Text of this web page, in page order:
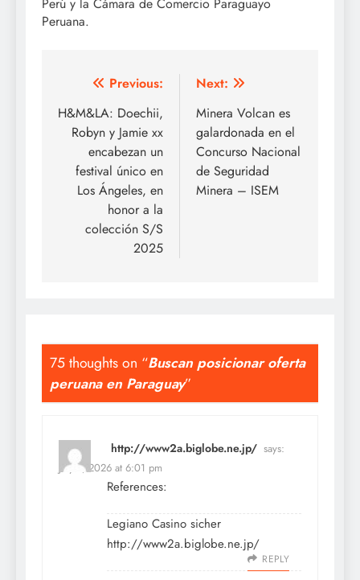
Peruana.
Post
navigation
Previous:
H&M&LA: Doechii,
Robyn y Jamie xx
encabezan un
festival único en
Los Ángeles, en
honor a la
colección S/S
2025
Next:
Minera Volcan es
galardonada en el
Concurso Nacional
de Seguridad
Minera – ISEM
75 thoughts on “Buscan posicionar oferta
peruana en Paraguay”
http://www2a.biglobe.ne.jp/ says:
July 9, 2026 at 6:01 pm
References:
Legiano Casino sicher
http://www2a.biglobe.ne.jp/
REPLY